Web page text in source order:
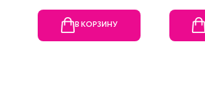
В КОРЗИНУ